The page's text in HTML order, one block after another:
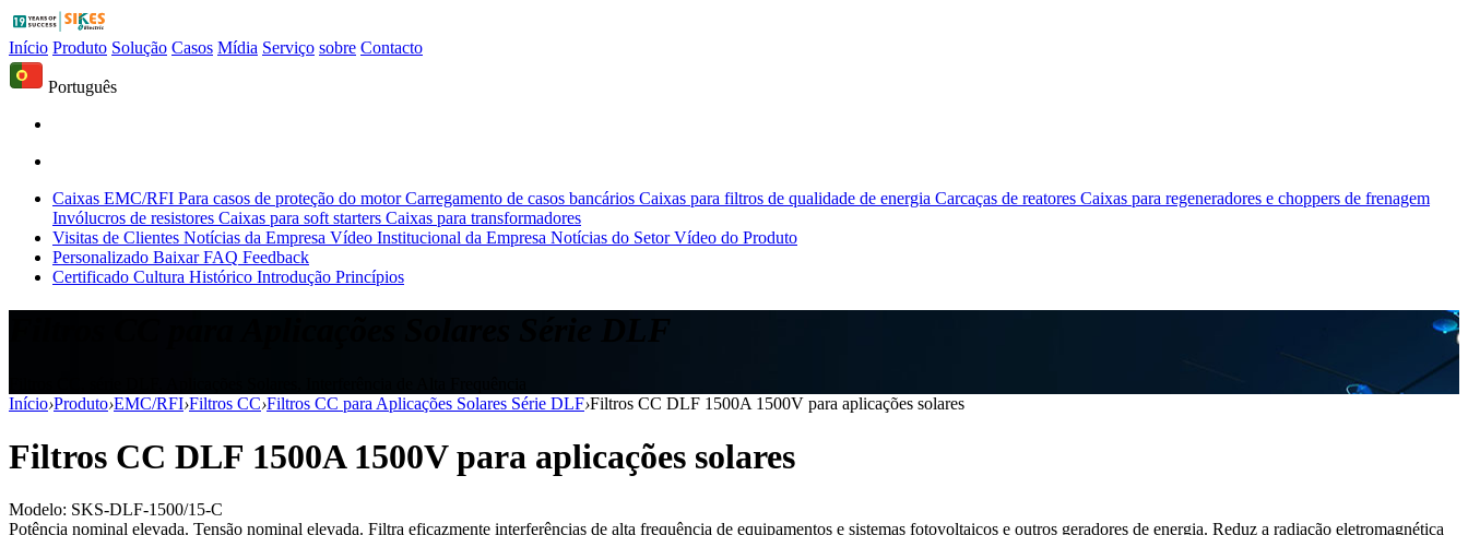
Início Produto Solução Casos Mídia Serviço sobre Contacto
Português
Caixas EMC/RFI Para casos de proteção do motor Carregamento de casos bancários Caixas para filtros de qualidade de energia Carcaças de reatores Caixas para regeneradores e choppers de frenagem
Invólucros de resistores Caixas para soft starters Caixas para transformadores
Visitas de Clientes Notícias da Empresa Vídeo Institucional da Empresa Notícias do Setor Vídeo do Produto
Personalizado Baixar FAQ Feedback
Certificado Cultura Histórico Introdução Princípios
Início›Produto›EMC/RFI›Filtros CC›Filtros CC para Aplicações Solares Série DLF›Filtros CC DLF 1500A 1500V para aplicações solares
Filtros CC DLF 1500A 1500V para aplicações solares
Modelo: SKS-DLF-1500/15-C
Potência nominal elevada. Tensão nominal elevada. Filtra eficazmente interferências de alta frequência de equipamentos e sistemas fotovoltaicos e outros geradores de energia. Reduz a radiação eletromagnética